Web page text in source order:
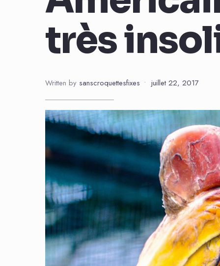
très
Written by sanscroquettesfixes • juillet 22, 2017